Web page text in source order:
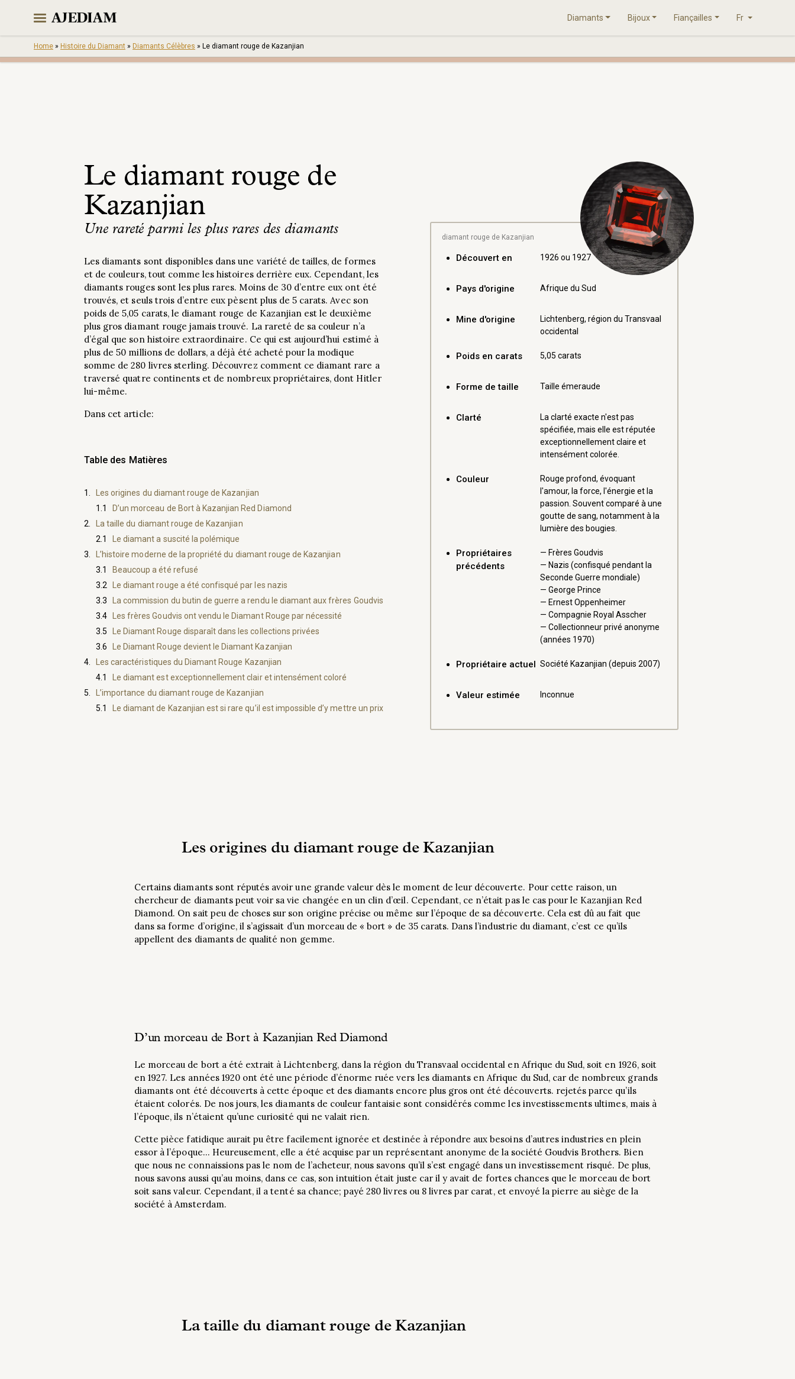
content
Diamants Bijoux Fiançailles Fr
Home » Histoire du Diamant » Diamants Célèbres » Le diamant rouge de Kazanjian
Le diamant rouge de
Kazanjian
Une rareté parmi les plus rares des diamants
Les diamants sont disponibles dans une variété de tailles, de formes
et de couleurs, tout comme les histoires derrière eux. Cependant, les
diamants rouges sont les plus rares. Moins de 30 d’entre eux ont été
trouvés, et seuls trois d’entre eux pèsent plus de 5 carats. Avec son
poids de 5,05 carats, le diamant rouge de Kazanjian est le deuxième
plus gros diamant rouge jamais trouvé. La rareté de sa couleur n’a
d’égal que son histoire extraordinaire. Ce qui est aujourd’hui estimé à
plus de 50 millions de dollars, a déjà été acheté pour la modique
somme de 280 livres sterling. Découvrez comment ce diamant rare a
traversé quatre continents et de nombreux propriétaires, dont Hitler
lui-même.
Dans cet article:
Table des Matières
Les origines du diamant rouge de Kazanjian
D’un morceau de Bort à Kazanjian Red Diamond
La taille du diamant rouge de Kazanjian
Le diamant a suscité la polémique
L’histoire moderne de la propriété du diamant rouge de Kazanjian
Beaucoup a été refusé
Le diamant rouge a été confisqué par les nazis
La commission du butin de guerre a rendu le diamant aux frères Goudvis
Les frères Goudvis ont vendu le Diamant Rouge par nécessité
Le Diamant Rouge disparaît dans les collections privées
Le Diamant Rouge devient le Diamant Kazanjian
Les caractéristiques du Diamant Rouge Kazanjian
Le diamant est exceptionnellement clair et intensément coloré
L’importance du diamant rouge de Kazanjian
Le diamant de Kazanjian est si rare qu’il est impossible d’y mettre un prix
diamant rouge de Kazanjian
Découvert en 1926 ou 1927
Pays d'origine Afrique du Sud
Mine d'origine
Lichtenberg, région du Transvaal
occidental
Poids en carats 5,05 carats
Forme de taille Taille émeraude
Clarté
La clarté exacte n'est pas
spécifiée, mais elle est réputée
exceptionnellement claire et
intensément colorée.
Couleur
Rouge profond, évoquant
l'amour, la force, l'énergie et la
passion. Souvent comparé à une
goutte de sang, notamment à la
lumière des bougies.
Propriétaires
précédents
Frères Goudvis
Nazis (confisqué pendant la
Seconde Guerre mondiale)
George Prince
Ernest Oppenheimer
Compagnie Royal Asscher
Collectionneur privé anonyme
(années 1970)
Propriétaire actuel Société Kazanjian (depuis 2007)
Valeur estimée Inconnue
Les origines du diamant rouge de Kazanjian
Certains diamants sont réputés avoir une grande valeur dès le moment de leur découverte. Pour cette raison, un
chercheur de diamants peut voir sa vie changée en un clin d’œil. Cependant, ce n’était pas le cas pour le Kazanjian Red
Diamond. On sait peu de choses sur son origine précise ou même sur l’époque de sa découverte. Cela est dû au fait que
dans sa forme d’origine, il s’agissait d’un morceau de « bort » de 35 carats. Dans l’industrie du diamant, c’est ce qu’ils
appellent des diamants de qualité non gemme.
D’un morceau de Bort à Kazanjian Red Diamond
Le morceau de bort a été extrait à Lichtenberg, dans la région du Transvaal occidental en Afrique du Sud, soit en 1926, soit
en 1927. Les années 1920 ont été une période d’énorme ruée vers les diamants en Afrique du Sud, car de nombreux grands
diamants ont été découverts à cette époque et des diamants encore plus gros ont été découverts. rejetés parce qu’ils
étaient colorés. De nos jours, les diamants de couleur fantaisie sont considérés comme les investissements ultimes, mais à
l’époque, ils n’étaient qu’une curiosité qui ne valait rien.
Cette pièce fatidique aurait pu être facilement ignorée et destinée à répondre aux besoins d’autres industries en plein
essor à l’époque… Heureusement, elle a été acquise par un représentant anonyme de la société Goudvis Brothers. Bien
que nous ne connaissions pas le nom de l’acheteur, nous savons qu’il s’est engagé dans un investissement risqué. De plus,
nous savons aussi qu’au moins, dans ce cas, son intuition était juste car il y avait de fortes chances que le morceau de bort
soit sans valeur. Cependant, il a tenté sa chance; payé 280 livres ou 8 livres par carat, et envoyé la pierre au siège de la
société à Amsterdam.
La taille du diamant rouge de Kazanjian